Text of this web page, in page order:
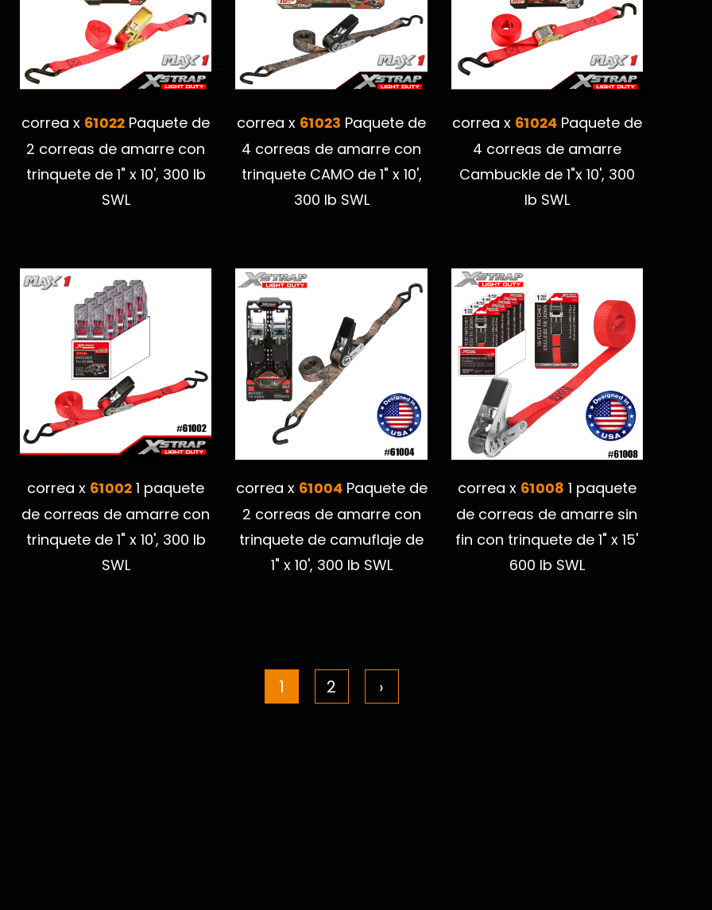
correa x 61022 Paquete de
2 correas de amarre con
trinquete de 1" x 10', 300 lb
SWL
correa x 61023 Paquete de
4 correas de amarre con
trinquete CAMO de 1" x 10',
300 lb SWL
correa x 61024 Paquete de
4 correas de amarre
Cambuckle de 1"x 10', 300
lb SWL
correa x 610021 paquete
de correas de amarre con
trinquete de 1" x 10', 300 lb
SWL
correa x 61004 Paquete de
2 correas de amarre con
trinquete de camuflaje de
1" x 10', 300 lb SWL
correa x 61008 1 paquete
de correas de amarre sin
fin con trinquete de 1" x 15'
600 lb SWL
1 2 ›